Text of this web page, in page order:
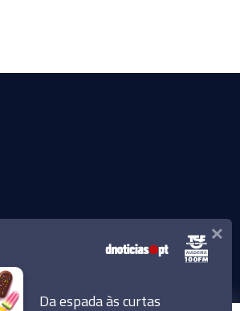
Da espada às curtas
×